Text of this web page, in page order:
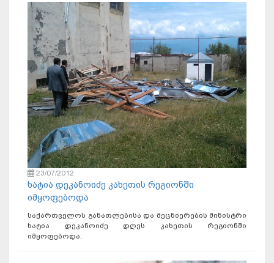
23/07/2012
ხატია დეკანოიძე კახეთის რეგიონში
იმყოფებოდა
საქართველოს განათლებისა და მეცნიერების მინისტრი
ხატია დეკანოიძე დღეს კახეთის რეგიონში
იმყოფებოდა.